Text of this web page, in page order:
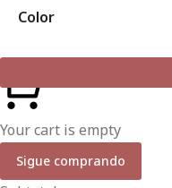
Color
Your cart is empty
Sigue comprando